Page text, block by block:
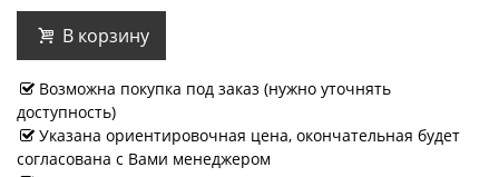
В корзину
Возможна покупка под заказ (нужно уточнять
доступность)
Указана ориентировочная цена, окончательная будет
согласована с Вами менеджером